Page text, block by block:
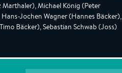
Michael König (Peter
Jochen Wagner (Hannes Bäcker),
Bäcker), Sebastian Schwab (Joss)